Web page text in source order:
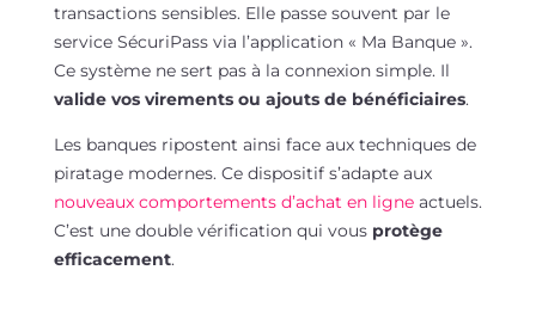
transactions sensibles. Elle passe souvent par le
service SécuriPass via l’application « Ma Banque ».
Ce système ne sert pas à la connexion simple. Il
valide vos virements ou ajouts de bénéficiaires.
Les banques ripostent ainsi face aux techniques de
piratage modernes. Ce dispositif s’adapte aux
nouveaux comportements d’achat en ligneactuels.
C’est une double vérification qui vous protège
efficacement.